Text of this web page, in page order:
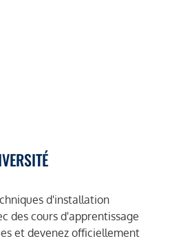
d'installation
des cours d'apprentissage
et devenez officiellement